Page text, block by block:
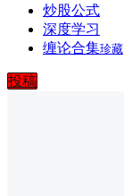
炒股公式
深度学习
缠论合集珍藏
投稿